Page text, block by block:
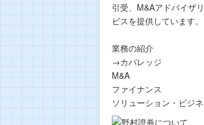
引受、M&Aアドバイザ
ビスを提供しています。
業務の紹介
→カバレッジ
M&A
ファイナンス
ソリューション・ビジ